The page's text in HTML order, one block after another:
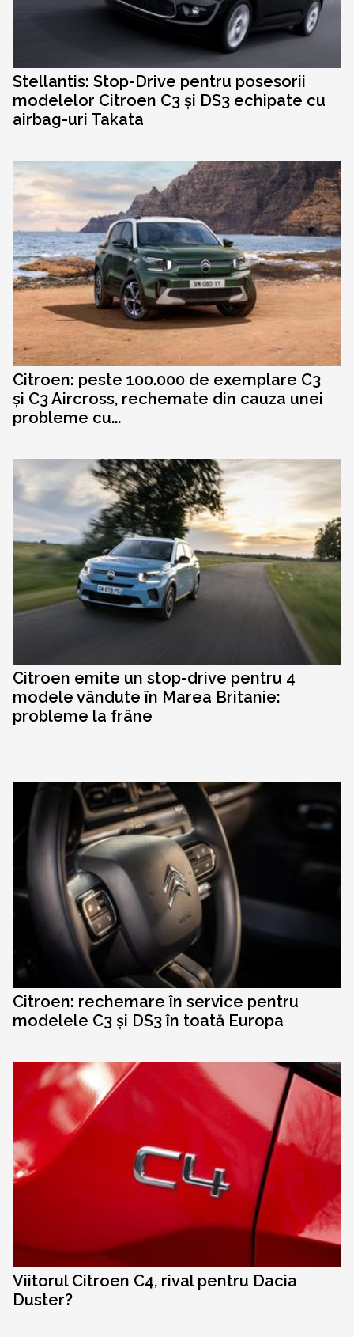
Stellantis: Stop-Drive pentru posesorii
modelelor Citroen C3 și DS3 echipate cu
airbag-uri Takata
Citroen: peste 100.000 de exemplare C3
și C3 Aircross, rechemate din cauza unei
probleme cu...
Citroen emite un stop-drive pentru 4
modele vândute în Marea Britanie:
probleme la frâne
Citroen: rechemare în service pentru
modelele C3 și DS3 în toată Europa
Viitorul Citroen C4, rival pentru Dacia
Duster?